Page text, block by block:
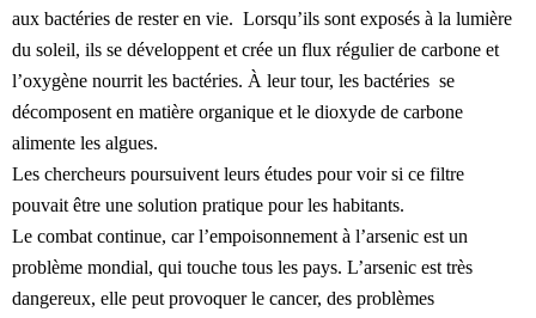
aux bactéries de rester en vie. Lorsqu’ils sont exposés à la lumière
du soleil, ils se développent et crée un flux régulier de carbone et
l’oxygène nourrit les bactéries. À leur tour, les bactéries se
décomposent en matière organique et le dioxyde de carbone
alimente les algues.
Les chercheurs poursuivent leurs études pour voir si ce filtre
pouvait être une solution pratique pour les habitants.
Le combat continue, car l’empoisonnement à l’arsenic est un
problème mondial, qui touche tous les pays. L’arsenic est très
dangereux, elle peut provoquer le cancer, des problèmes